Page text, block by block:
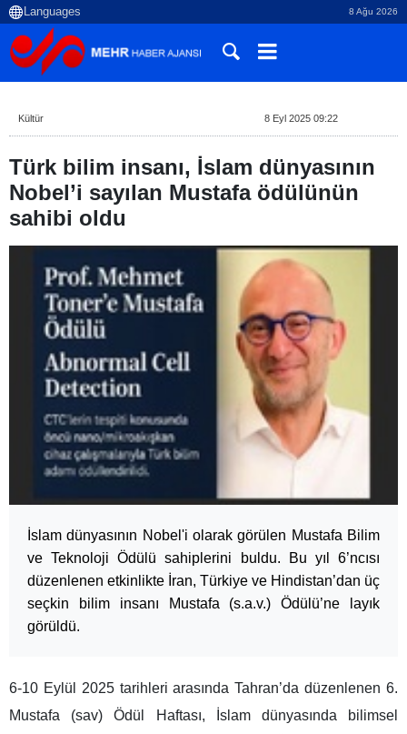
8 Ağu 2026
Kültür 8 Eyl 2025 09:22
Türk bilim insanı, İslam dünyasının
Nobel’i sayılan Mustafa ödülünün
sahibi oldu
İslam dünyasının Nobel'i olarak görülen Mustafa Bilim
ve Teknoloji Ödülü sahiplerini buldu. Bu yıl 6’ncısı
düzenlenen etkinlikte İran, Türkiye ve Hindistan’dan üç
seçkin bilim insanı Mustafa (s.a.v.) Ödülü’ne layık
görüldü.
6-10 Eylül 2025 tarihleri arasında Tahran’da düzenlenen 6.
Mustafa (sav) Ödül Haftası, İslam dünyasında bilimsel